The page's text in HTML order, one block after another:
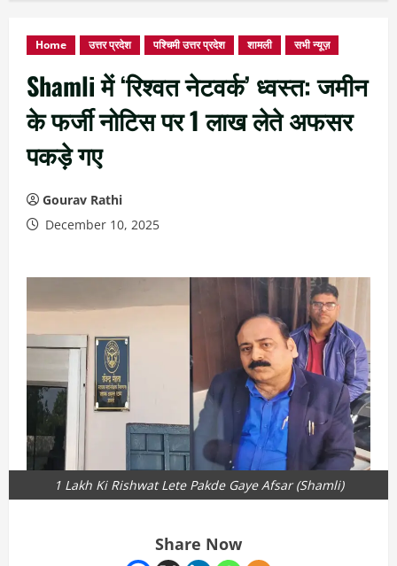
Home उत्तर प्रदेश पश्चिमी उत्तर प्रदेश शामली सभी न्यूज़
Shamli में ‘रिश्वत नेटवर्क’ ध्वस्त: जमीन
के फर्जी नोटिस पर 1 लाख लेते अफसर
पकड़े गए
Gourav Rathi
December 10, 2025
1 Lakh Ki Rishwat Lete Pakde Gaye Afsar (Shamli)
Share Now